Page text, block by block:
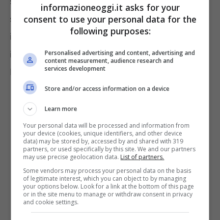
soffermandosi su tale aspetto, ad esempio,
interesserà sapere che vi sono alcune fobie,
in particolare, che sono diffuse nel nostro
Paese. Ecco quali sono.
informazioneoggi.it asks for your
consent to use your personal data for the
following purposes:
Personalised advertising and content, advertising and
content measurement, audience research and
services development
Store and/or access information on a device
Learn more
Your personal data will be processed and information from
your device (cookies, unique identifiers, and other device
data) may be stored by, accessed by and shared with 319
partners, or used specifically by this site. We and our partners
may use precise geolocation data. List of partners.
Some vendors may process your personal data on the basis
of legitimate interest, which you can object to by managing
your options below. Look for a link at the bottom of this page
or in the site menu to manage or withdraw consent in privacy
and cookie settings.